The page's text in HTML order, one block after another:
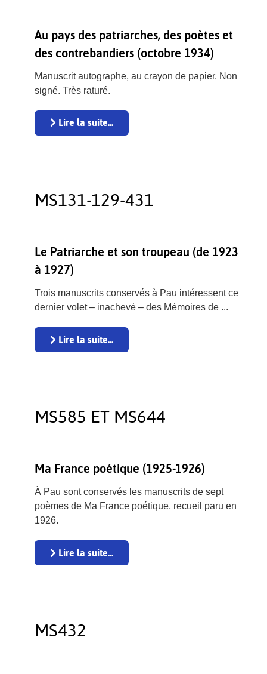
Au pays des patriarches, des poètes et
des contrebandiers (octobre 1934)
Manuscrit autographe, au crayon de papier. Non
signé. Très raturé.
Lire la suite...
MS131-129-431
Le Patriarche et son troupeau (de 1923
à 1927)
Trois manuscrits conservés à Pau intéressent ce
dernier volet – inachevé – des Mémoires de ...
Lire la suite...
MS585 ET MS644
Ma France poétique (1925-1926)
À Pau sont conservés les manuscrits de sept
poèmes de Ma France poétique, recueil paru en
1926.
Lire la suite...
MS432